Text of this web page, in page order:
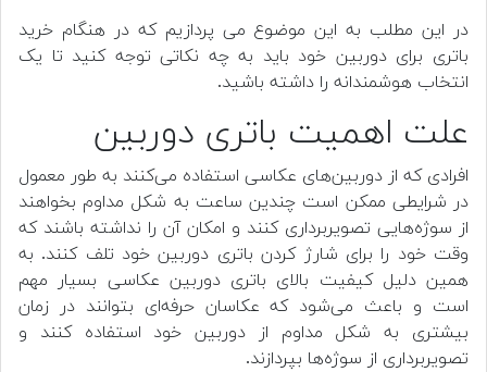
در این مطلب به این موضوع می پردازیم که در هنگام خرید
باتری برای دوربین خود باید به چه نکاتی توجه کنید تا یک
انتخاب هوشمندانه را داشته باشید.
علت اهمیت باتری دوربین
افرادی که از دوربین‌های عکاسی استفاده می‌کنند به طور معمول
در شرایطی ممکن است چندین ساعت به شکل مداوم بخواهند
از سوژه‌هایی تصویربرداری کنند و امکان آن را نداشته باشند که
وقت خود را برای شارژ کردن باتری دوربین خود تلف کنند. به
همین دلیل کیفیت بالای باتری دوربین عکاسی بسیار مهم
است و باعث می‌شود که عکاسان حرفه‌ای بتوانند در زمان
بیشتری به شکل مداوم از دوربین خود استفاده کنند و
تصویربرداری از سوژه‌ها بپردازند.